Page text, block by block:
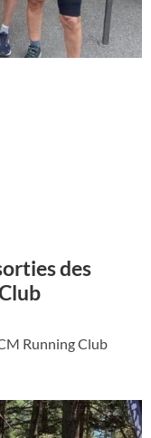
des
Running Club